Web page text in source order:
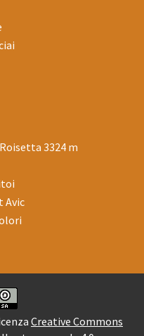
3324 m
Avic
Creative Commons